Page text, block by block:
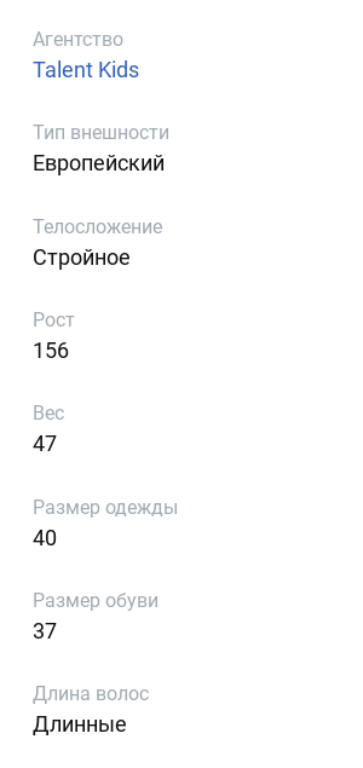
Агентство
Talent Kids
Тип внешности
Европейский
Телосложение
Стройное
Рост
156
Вес
47
Размер одежды
40
Размер обуви
37
Длина волос
Длинные